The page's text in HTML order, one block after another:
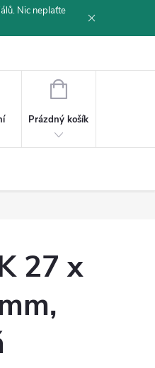
Nic neplaťte
NÁKUPNÍ
Prázdný košík
27 x